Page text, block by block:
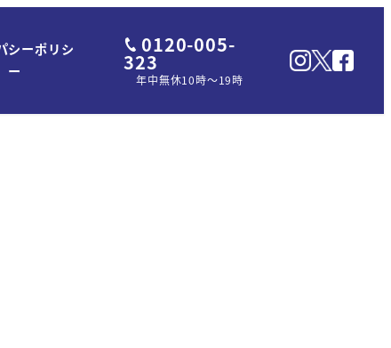
シーポリシ
ー
0120-005-
323
年中無休10時～19時